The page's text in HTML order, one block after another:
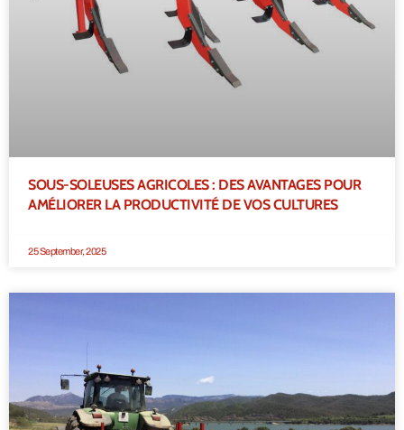
SOUS-SOLEUSES AGRICOLES : DES AVANTAGES POUR
AMÉLIORER LA PRODUCTIVITÉ DE VOS CULTURES
25 September, 2025